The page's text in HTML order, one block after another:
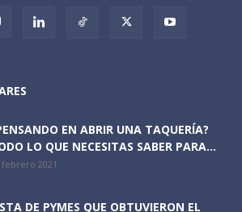
EN ABRIR UNA TAQUERÍA?
LO QUE NECESITAS SABER PARA...
febrero 2021
DE PYMES QUE OBTUVIERON EL